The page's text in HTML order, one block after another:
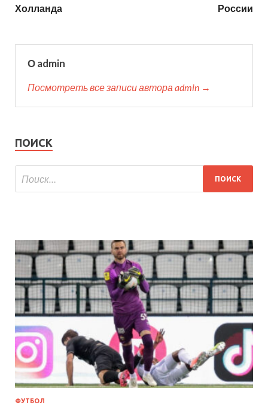
Холланда России
О admin
Посмотреть все записи автора admin →
ПОИСК
ФУТБОЛ